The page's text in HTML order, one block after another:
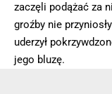
zaczęli podążać za
groźby nie
uderzył
jego bluzę.